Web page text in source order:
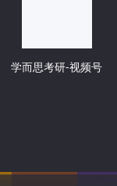
学而思考研-视频号